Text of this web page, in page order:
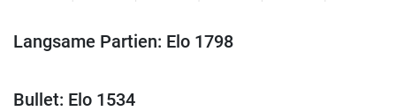
Langsame Partien: Elo 1798
Bullet: Elo 1534